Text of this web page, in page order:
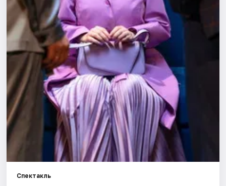
Рейтинги
Спектакль